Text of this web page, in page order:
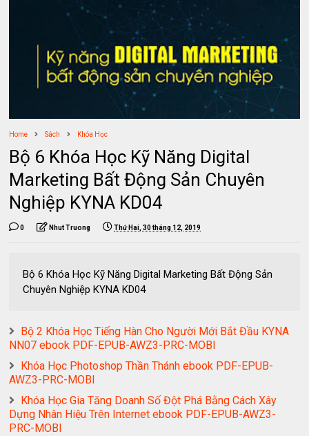
Home Sách Khóa Học
Bộ 6 Khóa Học Kỹ Năng Digital
Marketing Bất Động Sản Chuyên
Nghiệp KYNA KD04
0 Nhut Truong Thứ Hai, 30 tháng 12, 2019
Bộ 6 Khóa Học Kỹ Năng Digital Marketing Bất Động Sản
Chuyên Nghiệp KYNA KD04
Bộ 2 Khóa Học Tiếng Hàn Cho Người Mới Bắt Đầu KYNA
NN07 ebook PDF-EPUB-AWZ3-PRC-MOBI
Khóa Học Photoshop Thần Thánh ebook PDF-EPUB-
AWZ3-PRC-MOBI
Khóa Học Gia Tăng Doanh Số Đột Phá Bằng Cách Xây
Dựng Nhân Hiệu Trên Internet ebook PDF-EPUB-AWZ3-
PRC-MOBI